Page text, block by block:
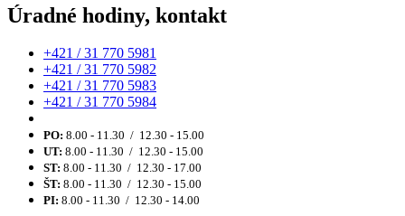
Úradné hodiny, kontakt
+421 / 31 770 5981
+421 / 31 770 5982
+421 / 31 770 5983
+421 / 31 770 5984
PO: 8.00 - 11.30 / 12.30 - 15.00
UT: 8.00 - 11.30 / 12.30 - 15.00
ST: 8.00 - 11.30 / 12.30 - 17.00
ŠT: 8.00 - 11.30 / 12.30 - 15.00
PI: 8.00 - 11.30 / 12.30 - 14.00